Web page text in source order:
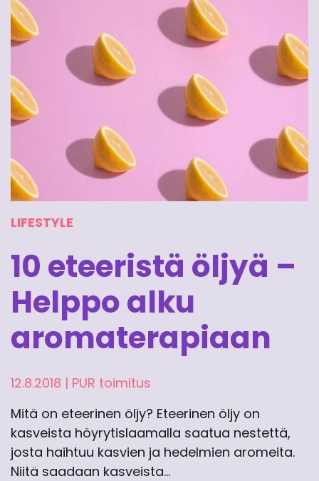
LIFESTYLE
10 eteeristä öljyä –
Helppo alku
aromaterapiaan
12.8.2018 | PUR toimitus
Mitä on eteerinen öljy? Eteerinen öljy on
kasveista höyrytislaamalla saatua nestettä,
josta haihtuu kasvien ja hedelmien aromeita.
Niitä saadaan kasveista…